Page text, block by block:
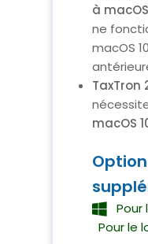
à macOS
ne
macOS
TaxTron
macOS
Pour
Pour le